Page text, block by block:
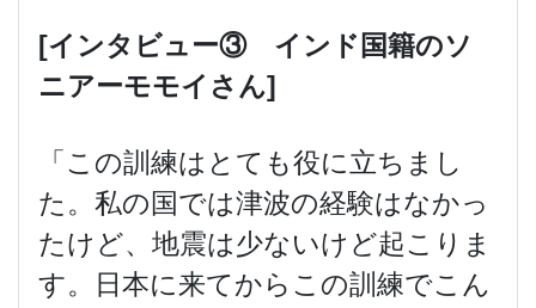
[インタビュー③ インド国籍のソ
ニアーモモイさん]
「この訓練はとても役に立ちまし
た。私の国では津波の経験はなかっ
たけど、地震は少ないけど起こりま
す。日本に来てからこの訓練でこん